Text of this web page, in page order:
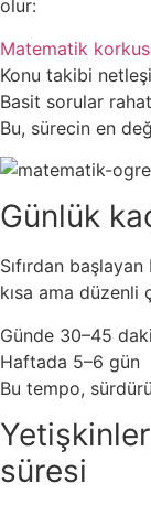
olur:
Matematik
Konu takibi
Basit sorular
Bu, sürecin en
Günlük
Sıfırdan
kısa ama düzenli
Günde 30–45
Haftada 5–6 gün
Bu tempo,
süresi